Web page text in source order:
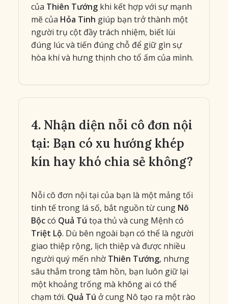
của Thiên Tướng khi kết hợp với sự mạnh
mẽ của Hỏa Tinh giúp bạn trở thành một
người trụ cột đầy trách nhiệm, biết lùi
đúng lúc và tiến đúng chỗ để giữ gìn sự
hòa khí và hưng thịnh cho tổ ấm của mình.
4. Nhận diện nỗi cô đơn nội
tại: Bạn có xu hướng khép
kín hay khó chia sẻ không?
Nỗi cô đơn nội tại của bạn là một mảng tối
tinh tế trong lá số, bắt nguồn từ cung Nô
Bộccó Quả Tú tọa thủ và cung Mệnh có
Triệt Lộ. Dù bên ngoài bạn có thể là người
giao thiệp rộng, lịch thiệp và được nhiều
người quý mến nhờ Thiên Tướng, nhưng
sâu thẳm trong tâm hồn, bạn luôn giữ lại
một khoảng trống mà không ai có thể
chạm tới. Quả Tú ở cung Nô tạo ra một rào